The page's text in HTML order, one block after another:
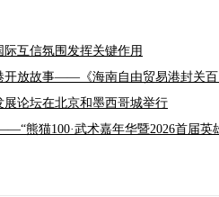
互信氛围发挥关键作用
开放故事——《海南自由贸易港封关
论坛在北京和墨西哥城举行
熊猫100·武术嘉年华暨2026首届英